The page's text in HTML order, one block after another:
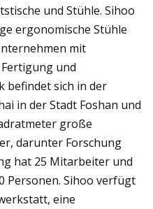
und Stühle. Sihoo
ergonomische Stühle
mit
und
befindet sich in der
in der Stadt Foshan und
große
darunter Forschung
hat 25 Mitarbeiter und
Personen. Sihoo verfügt
eine